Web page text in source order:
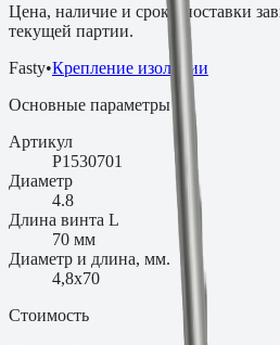
Цена, наличие и сроки поставки
текущей партии.
Fasty•Крепление изоляции
Основные параметры
Артикул
P1530701
Диаметр
4.8
Длина винта L
70 мм
Диаметр и длина, мм.
4,8х70
Стоимость